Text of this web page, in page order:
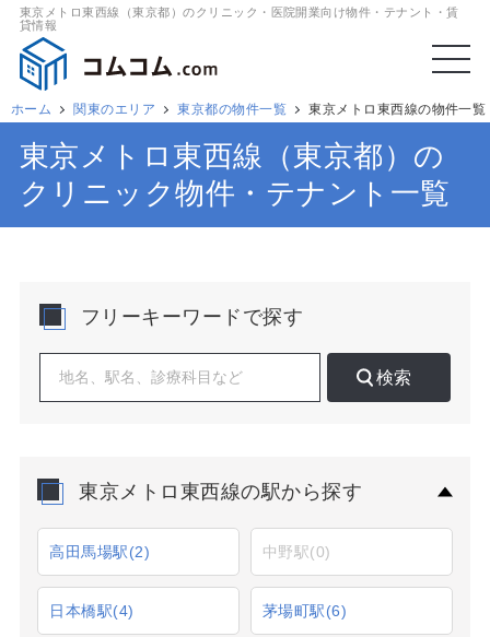
東京メトロ東西線（東京都）のクリニック・医院開業向け物件・テナント・賃
貸情報
ホーム 関東のエリア 東京都の物件一覧 東京メトロ東西線の物件一覧
東京メトロ東西線（東京都）の
クリニック物件・テナント一覧
フリーキーワードで探す
検索
東京メトロ東西線の駅から探す
高田馬場駅(2) 中野駅(0)
日本橋駅(4) 茅場町駅(6)